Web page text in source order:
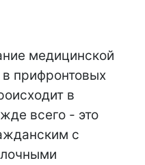
медицинской
прифронтовых
в
всего - это
с